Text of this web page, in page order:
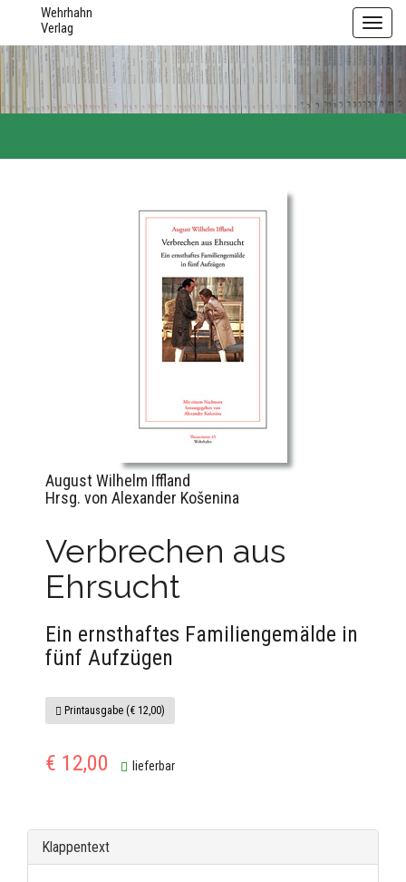
Wehrhahn
Verlag
August Wilhelm Iffland
Hrsg. von Alexander Košenina
Verbrechen aus
Ehrsucht
Ein ernsthaftes Familiengemälde in
fünf Aufzügen
Printausgabe (€ 12,00)
€ 12,00 lieferbar
Klappentext